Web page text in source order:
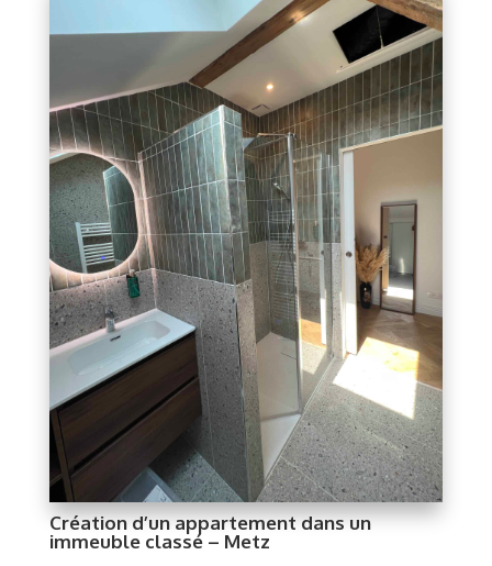
Création d’un appartement dans un
immeuble classé – Metz